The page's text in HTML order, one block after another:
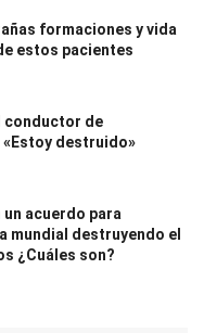
formaciones y vida
estos pacientes
conductor de
«Estoy destruido»
acuerdo para
mundial destruyendo el
¿Cuáles son?